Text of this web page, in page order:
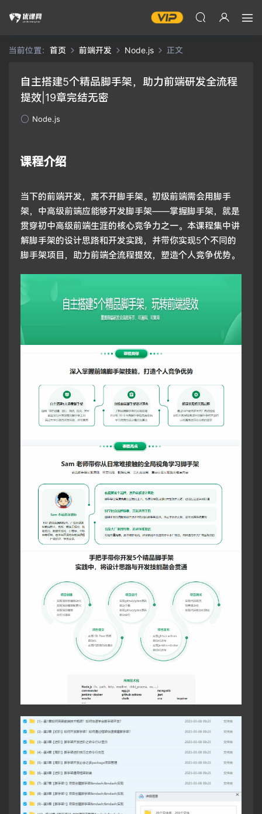
当前位置： 首页 前端开发 Node.js 正文
自主搭建5个精品脚手架，助力前端研发全流程
提效|19章完结无密
Node.js
课程介绍
当下的前端开发，离不开脚手架。初级前端需会用脚手
架，中高级前端应能够开发脚手架——掌握脚手架，就是
贯穿初中高级前端生涯的核心竞争力之一。本课程集中讲
解脚手架的设计思路和开发实践，并带你实现5个不同的
脚手架项目，助力前端全流程提效，塑造个人竞争优势。